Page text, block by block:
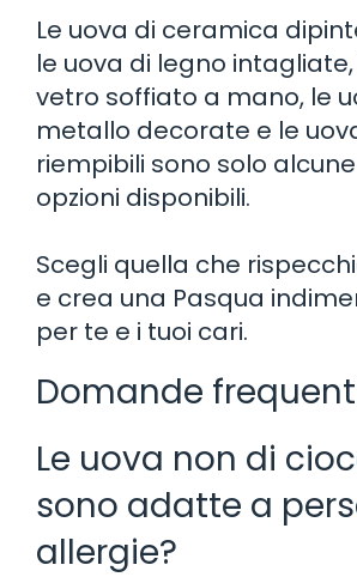
Le uova di ceramica
le uova di legno
vetro soffiato a mano, le
metallo decorate e le
riempibili sono solo
opzioni disponibili.
Scegli quella che
e crea una Pasqua
per te e i tuoi cari.
Domande
Le uova non di
sono adatte a
allergie?